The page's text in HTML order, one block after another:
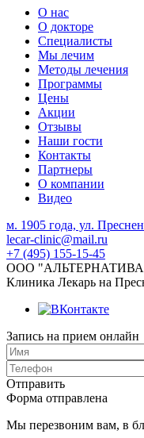
О нас
О докторе
Специалисты
Мы лечим
Методы лечения
Программы
Цены
Акции
Отзывы
Наши гости
Контакты
Партнеры
О компании
Видео
м. 1905 года, ул.
lecar-clinic@mail.ru
+7 (495) 155-15-45
ООО "АЛЬТЕРНАТИВА"
Клиника Лекарь на
Запись на прием онлайн
Отправить
Форма отправлена
Мы перезвоним вам, в